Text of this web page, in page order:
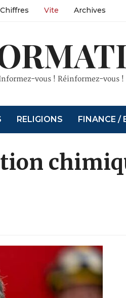
Chiffres Vite Archives
vous ! Réinformez-vous !
RELIGIONS FINANCE /